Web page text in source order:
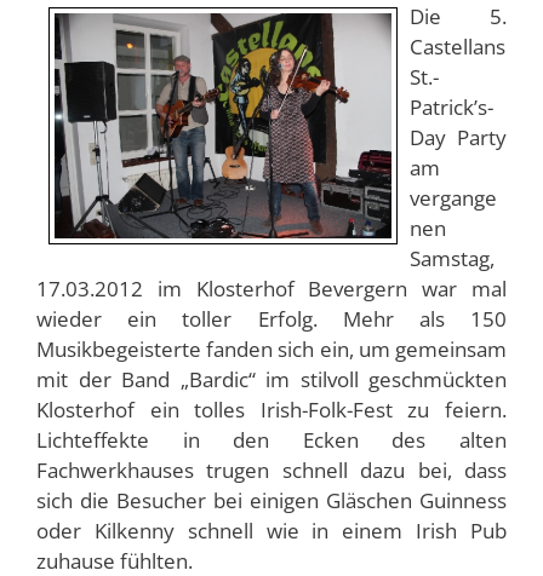
Die 5.
Castellans
St.-
Patrick’s-
Day Party
am
vergange
nen
Samstag,
17.03.2012 im Klosterhof Bevergern war mal
wieder ein toller Erfolg. Mehr als 150
Musikbegeisterte fanden sich ein, um gemeinsam
mit der Band „Bardic“ im stilvoll geschmückten
Klosterhof ein tolles Irish-Folk-Fest zu feiern.
Lichteffekte in den Ecken des alten
Fachwerkhauses trugen schnell dazu bei, dass
sich die Besucher bei einigen Gläschen Guinness
oder Kilkenny schnell wie in einem Irish Pub
zuhause fühlten.